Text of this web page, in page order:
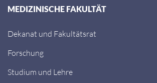
MEDIZINISCHE FAKULTÄT
Dekanat und Fakultätsrat
Forschung
Studium und Lehre